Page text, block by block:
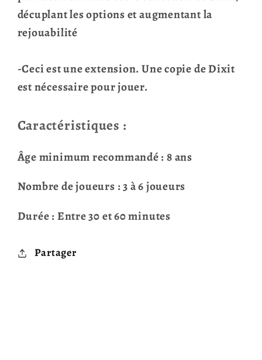
décuplant les options et augmentant la
rejouabilité
-Ceci est une extension. Une copie de Dixit
est nécessaire pour jouer.
Caractéristiques :
Âge minimum recommandé : 8 ans
Nombre de joueurs : 3 à 6 joueurs
Durée : Entre 30 et 60 minutes
Partager